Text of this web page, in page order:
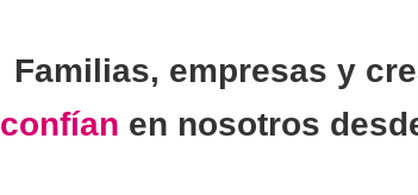
Familias, empresas y
confían en nosotros